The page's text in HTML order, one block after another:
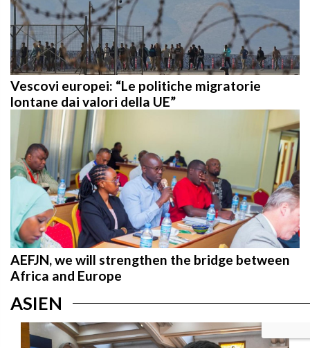
Vescovi europei: “Le politiche migratorie
lontane dai valori della UE”
AEFJN, we will strengthen the bridge between
Africa and Europe
ASIEN